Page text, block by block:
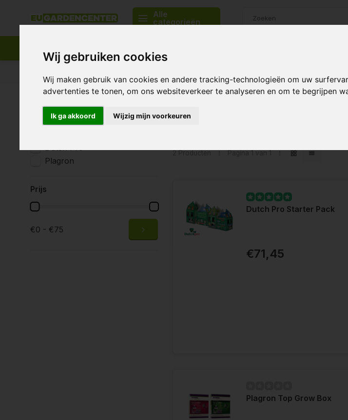
Wij gebruiken cookies
Wij maken gebruik van cookies en andere tracking-technologieën om uw
advertenties te tonen, om ons websiteverkeer te analyseren en om te begrijpen
Ik ga akkoord Wijzig mijn voorkeuren
Alle
categorieën
Home Tags starterset
Merken
Dutch Pro
Plagron
Prijs
€0 - €75
Producten getagd met
2 Producten Pagina 1 van 1
Dutch Pro Starter Pack
€71,45
Plagron Top Grow Box